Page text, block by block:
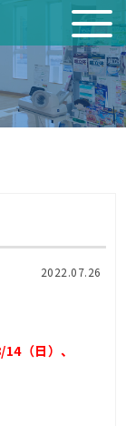
2022.07.26
（日）、